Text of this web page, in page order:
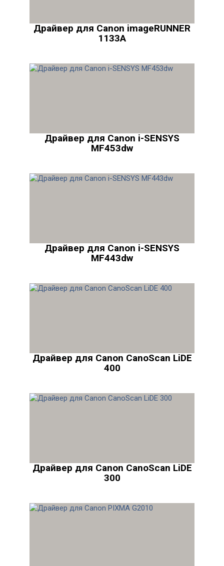
Драйвер для Canon imageRUNNER
1133A
Драйвер для Canon i-SENSYS
MF453dw
Драйвер для Canon i-SENSYS
MF443dw
Драйвер для Canon CanoScan LiDE
400
Драйвер для Canon CanoScan LiDE
300